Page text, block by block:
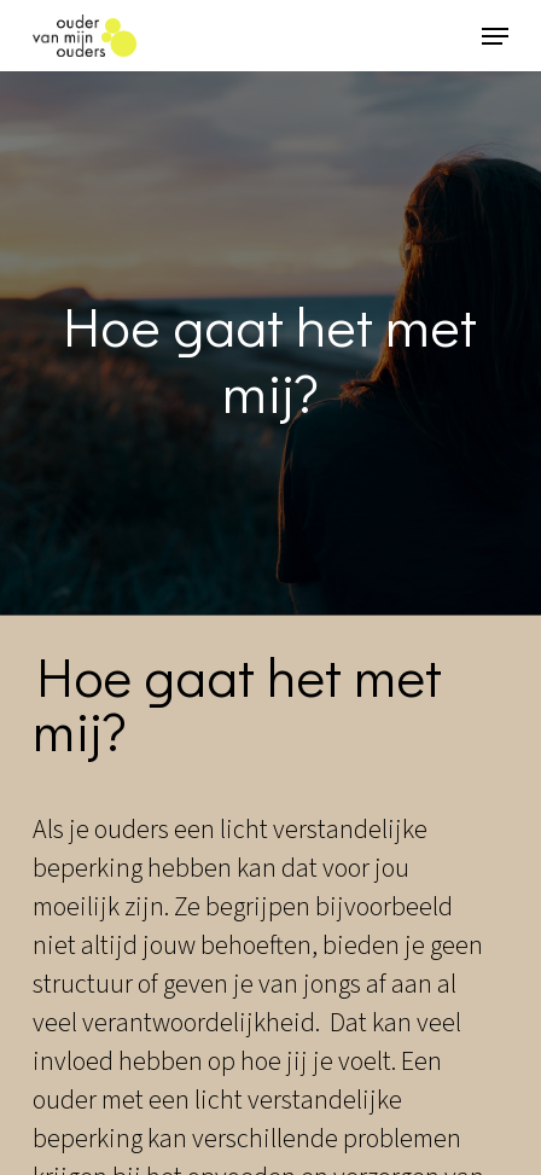
content
Menu
Hoe gaat het met
mij?
Hoe gaat het met
mij?
Als je ouders een licht verstandelijke
beperking hebben kan dat voor jou
moeilijk zijn. Ze begrijpen bijvoorbeeld
niet altijd jouw behoeften, bieden je geen
structuur of geven je van jongs af aan al
veel verantwoordelijkheid. Dat kan veel
invloed hebben op hoe jij je voelt. Een
ouder met een licht verstandelijke
beperking kan verschillende problemen